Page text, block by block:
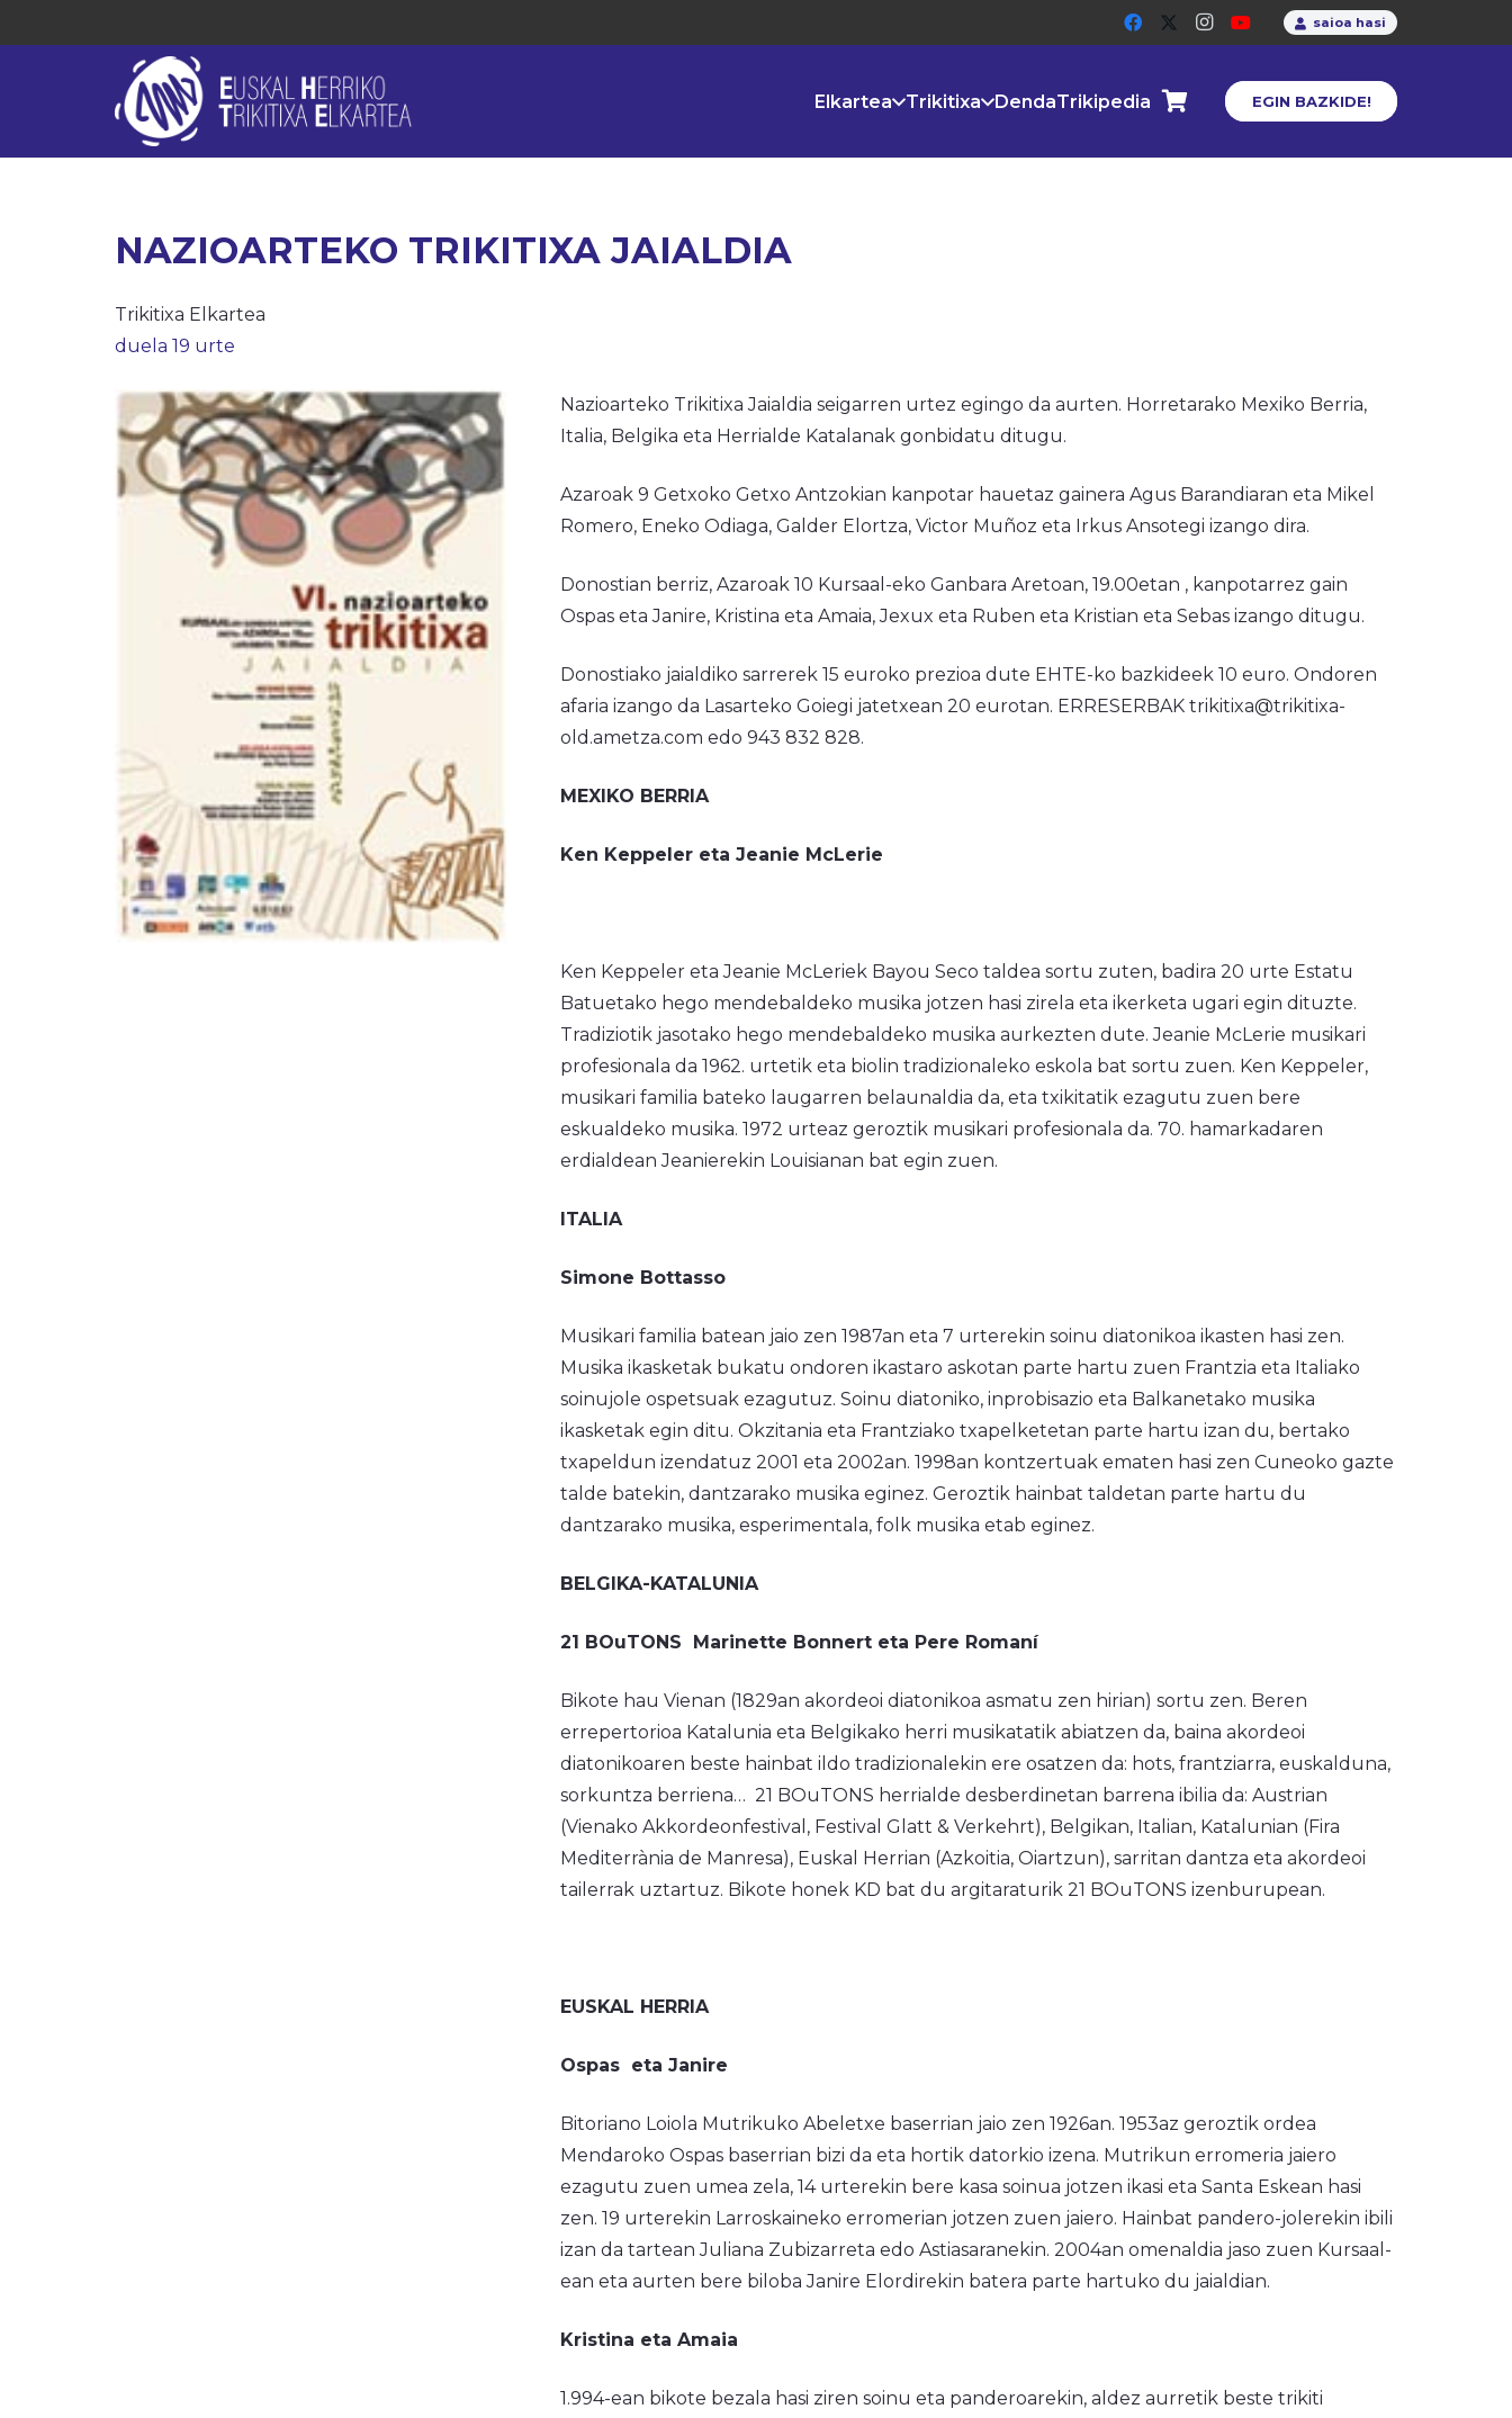
saioa hasi
Elkartea Trikitixa DendaTrikipedia EGIN BAZKIDE!
NAZIOARTEKO TRIKITIXA JAIALDIA
Trikitixa Elkartea
duela 19 urte
Nazioarteko Trikitixa Jaialdia seigarren urtez egingo da aurten. Horretarako Mexiko Berria,
Italia, Belgika eta Herrialde Katalanak gonbidatu ditugu.
Azaroak 9 Getxoko Getxo Antzokian kanpotar hauetaz gainera Agus Barandiaran eta Mikel
Romero, Eneko Odiaga, Galder Elortza, Victor Muñoz eta Irkus Ansotegi izango dira.
Donostian berriz, Azaroak 10 Kursaal-eko Ganbara Aretoan, 19.00etan , kanpotarrez gain
Ospas eta Janire, Kristina eta Amaia, Jexux eta Ruben eta Kristian eta Sebas izango ditugu.
Donostiako jaialdiko sarrerek 15 euroko prezioa dute EHTE-ko bazkideek 10 euro. Ondoren
afaria izango da Lasarteko Goiegi jatetxean 20 eurotan. ERRESERBAK trikitixa@trikitixa-
old.ametza.com edo 943 832 828.
MEXIKO BERRIA
Ken Keppeler eta Jeanie McLerie
Ken Keppeler eta Jeanie McLeriek Bayou Seco taldea sortu zuten, badira 20 urte Estatu
Batuetako hego mendebaldeko musika jotzen hasi zirela eta ikerketa ugari egin dituzte.
Tradiziotik jasotako hego mendebaldeko musika aurkezten dute. Jeanie McLerie musikari
profesionala da 1962. urtetik eta biolin tradizionaleko eskola bat sortu zuen. Ken Keppeler,
musikari familia bateko laugarren belaunaldia da, eta txikitatik ezagutu zuen bere
eskualdeko musika. 1972 urteaz geroztik musikari profesionala da. 70. hamarkadaren
erdialdean Jeanierekin Louisianan bat egin zuen.
ITALIA
Simone Bottasso
Musikari familia batean jaio zen 1987an eta 7 urterekin soinu diatonikoa ikasten hasi zen.
Musika ikasketak bukatu ondoren ikastaro askotan parte hartu zuen Frantzia eta Italiako
soinujole ospetsuak ezagutuz. Soinu diatoniko, inprobisazio eta Balkanetako musika
ikasketak egin ditu. Okzitania eta Frantziako txapelketetan parte hartu izan du, bertako
txapeldun izendatuz 2001 eta 2002an. 1998an kontzertuak ematen hasi zen Cuneoko gazte
talde batekin, dantzarako musika eginez. Geroztik hainbat taldetan parte hartu du
dantzarako musika, esperimentala, folk musika etab eginez.
BELGIKA-KATALUNIA
21 BOuTONS Marinette Bonnert eta Pere Romaní
Bikote hau Vienan (1829an akordeoi diatonikoa asmatu zen hirian) sortu zen. Beren
errepertorioa Katalunia eta Belgikako herri musikatatik abiatzen da, baina akordeoi
diatonikoaren beste hainbat ildo tradizionalekin ere osatzen da: hots, frantziarra, euskalduna,
sorkuntza berriena… 21 BOuTONS herrialde desberdinetan barrena ibilia da: Austrian
(Vienako Akkordeonfestival, Festival Glatt & Verkehrt), Belgikan, Italian, Katalunian (Fira
Mediterrània de Manresa), Euskal Herrian (Azkoitia, Oiartzun), sarritan dantza eta akordeoi
tailerrak uztartuz. Bikote honek KD bat du argitaraturik 21 BOuTONS izenburupean.
EUSKAL HERRIA
Ospas eta Janire
Bitoriano Loiola Mutrikuko Abeletxe baserrian jaio zen 1926an. 1953az geroztik ordea
Mendaroko Ospas baserrian bizi da eta hortik datorkio izena. Mutrikun erromeria jaiero
ezagutu zuen umea zela, 14 urterekin bere kasa soinua jotzen ikasi eta Santa Eskean hasi
zen. 19 urterekin Larroskaineko erromerian jotzen zuen jaiero. Hainbat pandero-jolerekin ibili
izan da tartean Juliana Zubizarreta edo Astiasaranekin. 2004an omenaldia jaso zuen Kursaal-
ean eta aurten bere biloba Janire Elordirekin batera parte hartuko du jaialdian.
Kristina eta Amaia
1.994-ean bikote bezala hasi ziren soinu eta panderoarekin, aldez aurretik beste trikiti